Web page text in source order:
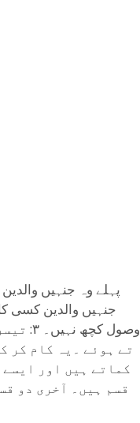
جنہیں والدین کسی
وصول
قسم ہیں۔ آخری دو